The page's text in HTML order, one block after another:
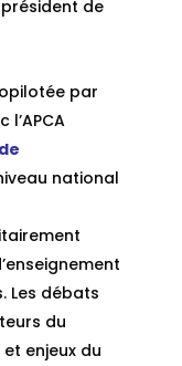
président de
par
l’APCA
national
Les débats
du
enjeux du